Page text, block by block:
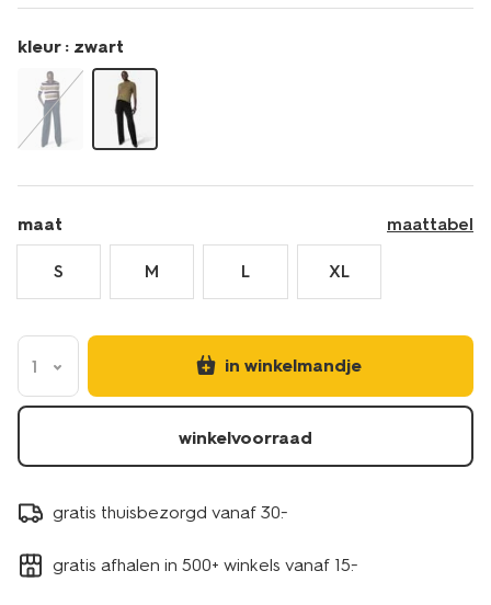
-
zwart-
36300980BLACK.html
kleur : zwart
maat maattabel
S M L XL
1 in winkelmandje
winkelvoorraad
gratis thuisbezorgd vanaf 30.-
gratis afhalen in 500+ winkels vanaf 15.-